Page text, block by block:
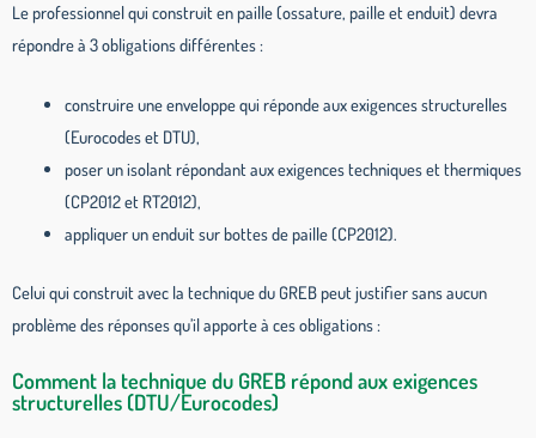
Le professionnel qui construit en paille (ossature, paille et enduit) devra
répondre à 3 obligations différentes :
construire une enveloppe qui réponde aux exigences structurelles
(Eurocodes et DTU),
poser un isolant répondant aux exigences techniques et thermiques
(CP2012 et RT2012),
appliquer un enduit sur bottes de paille (CP2012).
Celui qui construit avec la technique du GREB peut justifier sans aucun
problème des réponses qu’il apporte à ces obligations :
Comment la technique du GREB répond aux exigences
structurelles (DTU/Eurocodes)